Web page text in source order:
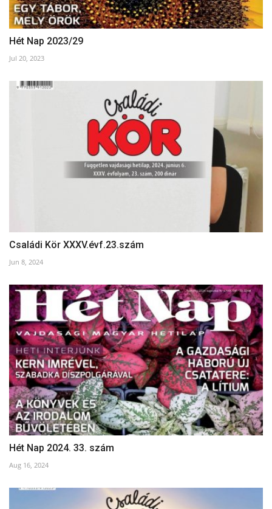
Hét Nap 2023/29
Jul 20, 2023
Családi Kör XXXV.évf.23.szám
Jun 8, 2024
Hét Nap 2024. 33. szám
Aug 16, 2024